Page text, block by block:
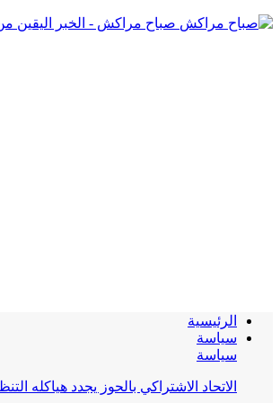
صباح مراكش - الخبر اليقين
الرئيسية
سياسة
سياسة
الاتحاد الاشتراكي بالحوز يجدد هياكله